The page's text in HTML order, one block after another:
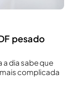
pesado
dia sabe que
complicada